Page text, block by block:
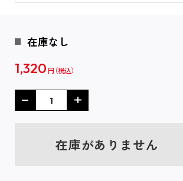
在庫なし
1,320 円
在庫がありません